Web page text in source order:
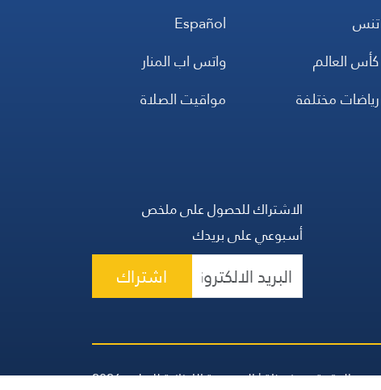
تنس
كأس العالم
رياضات مختلفة
Español
واتس اب المنار
مواقيت الصلاة
الاشتراك للحصول على ملخص
أسبوعي على بريدك
اشتراك
جميع الحقوق محفوظة | المجموعة اللبنانية للإعلام 2026